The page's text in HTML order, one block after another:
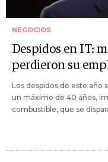
NEGOCIOS
Despidos en IT:
perdieron su
Los despidos de este año
un máximo de 40 años,
combustible, que se